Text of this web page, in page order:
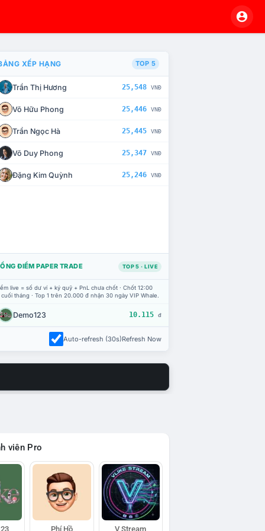
CHẾ TÀI XỬ LÝ VI PHẠM
XẾP HẠNG TOP 5
Trần Thị Hương 25,548 VNĐ
Võ Hữu Phong 25,446 VNĐ
Trần Ngọc Hà 25,445 VNĐ
Võ Duy Phong 25,347 VNĐ
Đặng Kim Quỳnh 25,246 VNĐ
ĐIỂM PAPER TRADE TOP 5 · LIVE
live = số dư ví + ký quỹ + PnL chưa chốt · Chốt 12:00
tháng · Top 1 trên 20.000 đ nhận 30 ngày VIP Whale.
Demo123 10.115 đ
Auto-refresh (30s)Refresh Now
viên Pro
Phí Hồ V Stream